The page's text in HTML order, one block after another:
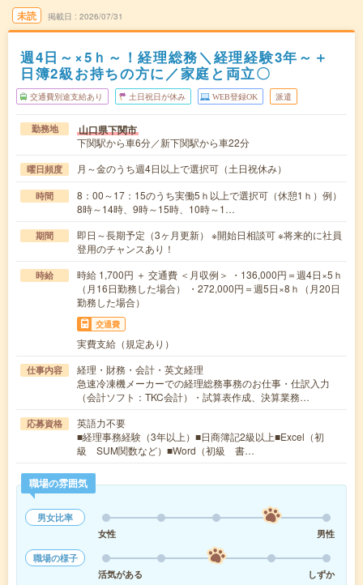
未読 掲載日 2026/07/31
週4日～×5ｈ～！経理総務＼経理経験3年～＋
日簿2級お持ちの方に／家庭と両立〇
交通費別途支給あり 土日祝日が休み WEB登録OK 派遣
勤務地 山口県下関市
下関駅から車6分／新下関駅から車22分
曜日頻度 月～金のうち週4日以上で選択可（土日祝休み）
時間
8：00～17：15のうち実働5ｈ以上で選択可（休憩1ｈ）例）
8時～14時、9時～15時、10時～1…
期間
即日～長期予定（3ヶ月更新） ※開始日相談可 ※将来的に社員
登用のチャンスあり！
時給
時給 1,700円 ＋ 交通費 ＜月収例＞ ・136,000円＝週4日×5ｈ
（月16日勤務した場合） ・272,000円＝週5日×8ｈ（月20日
勤務した場合）
交通費
実費支給（規定あり）
仕事内容
経理・財務・会計・英文経理
急速冷凍機メーカーでの経理総務事務のお仕事・仕訳入力
（会計ソフト：TKC会計）・試算表作成、決算業務…
応募資格
英語力不要
■経理事務経験（3年以上）■日商簿記2級以上■Excel（初
級 SUM関数など）■Word（初級 書…
職場の雰囲気
男女比率
女性
男性
職場の様子
活気がある
しずか